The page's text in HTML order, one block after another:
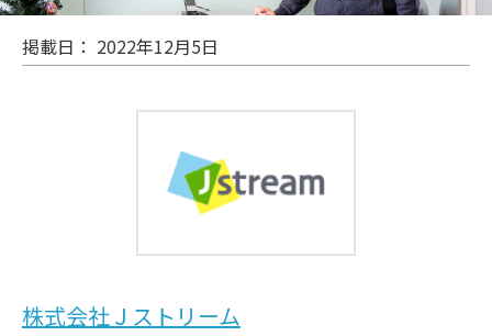
掲載日： 2022年12月5日
株式会社Ｊストリーム